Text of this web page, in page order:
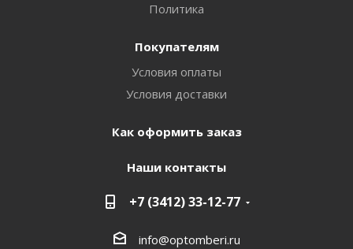
Политика
Покупателям
Условия оплаты
Условия доставки
Как оформить заказ
Наши контакты
+7 (3412) 33-12-77
info@optomberi.ru